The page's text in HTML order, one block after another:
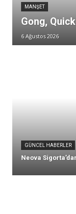
MANŞET
Gong,
6 Ağustos 2026
GÜNCEL HABERLER
Neova